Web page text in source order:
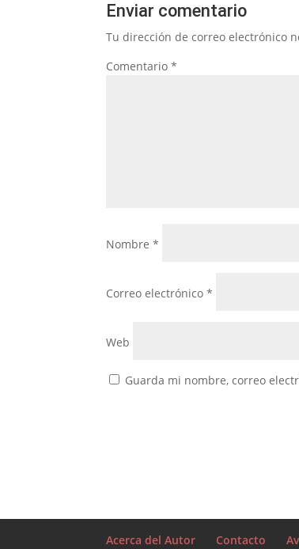
Enviar comentario
Tu dirección de correo electrónico
Comentario*
Nombre*
Correo electrónico*
Web
Guarda mi nombre, correo
Acerca del Autor Contacto